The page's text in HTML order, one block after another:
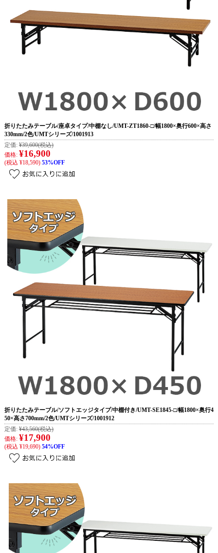
折りたたみテーブル/座卓タイプ/中棚なし/UMT-ZT1860-□/幅1800×奥行600×高さ
330mm/2色/UMTシリーズ/1001913
定価: ¥39,600(税込)
価格: ¥16,900
(税込 ¥18,590) 53%OFF
折りたたみテーブル/ソフトエッジタイプ/中棚付き/UMT-SE1845-□/幅1800×奥行4
50×高さ700mm/2色/UMTシリーズ/1001912
定価: ¥43,560(税込)
価格: ¥17,900
(税込 ¥19,690) 54%OFF